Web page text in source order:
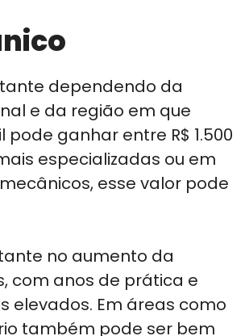
dependendo da
e da região em que
ganhar entre R$ 1.500
especializadas ou em
esse valor pode
no aumento da
com anos de prática e
elevados. Em áreas como
também pode ser bem